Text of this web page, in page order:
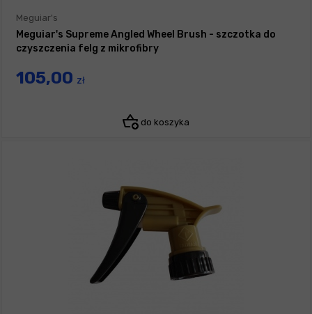
Meguiar's
Meguiar's Supreme Angled Wheel Brush - szczotka do
czyszczenia felg z mikrofibry
105,00 zł
do koszyka